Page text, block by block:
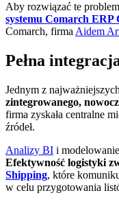
Aby rozwiązać te
systemu Comarch ERP
Comarch, firma Aidem
Pełna
Jednym z
zintegrowanego,
firma zyskała centralne
źródeł.
Analizy BI i
Efektywność logistyki
Shipping, które
w celu przygotowania